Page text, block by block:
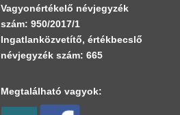
Vagyonértékelő névjegyzék
szám: 950/2017/1
Ingatlanközvetítő, értékbecslő
névjegyzék szám: 665
Megtalálható vagyok: